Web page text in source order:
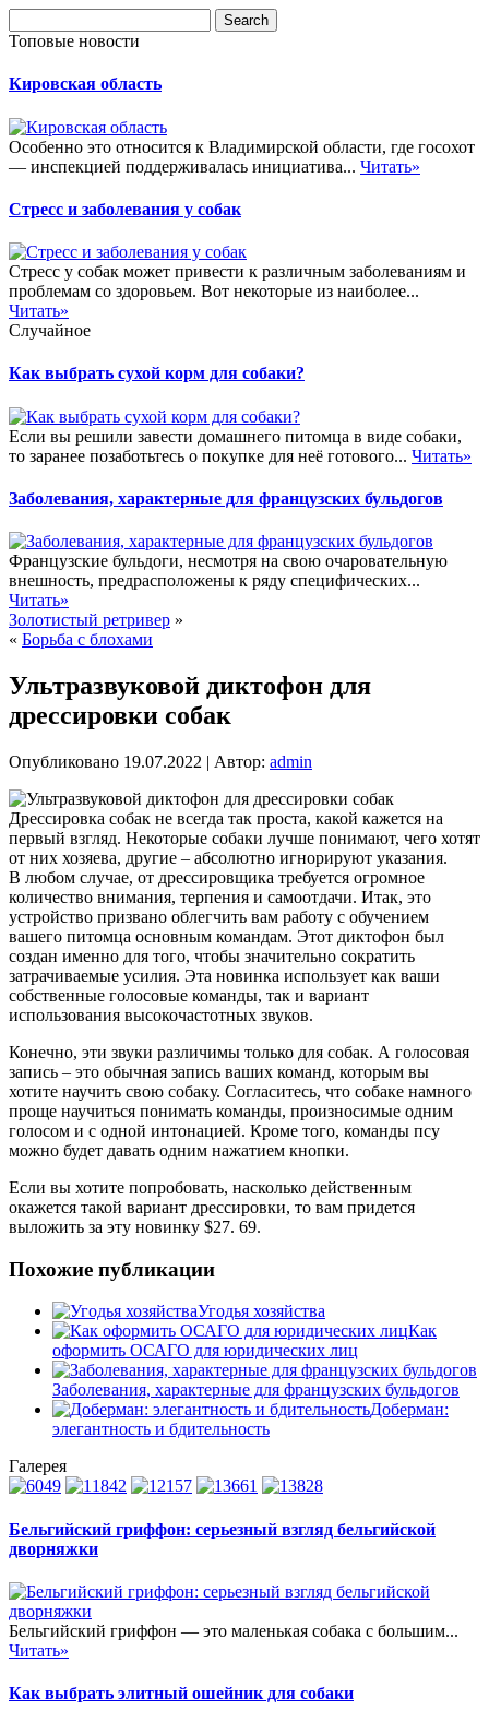
Топовые новости
Кировская область
Особенно это относится к Владимирской области, где госохот
— инспекцией поддерживалась инициатива... Читать»
Стресс и заболевания у собак
Стресс у собак может привести к различным заболеваниям и
проблемам со здоровьем. Вот некоторые из наиболее...
Читать»
Случайное
Как выбрать сухой корм для собаки?
Если вы решили завести домашнего питомца в виде собаки,
то заранее позаботьтесь о покупке для неё готового... Читать»
Заболевания, характерные для французских бульдогов
Французские бульдоги, несмотря на свою очаровательную
внешность, предрасположены к ряду специфических...
Читать»
Золотистый ретривер »
« Борьба с блохами
Ультразвуковой диктофон для
дрессировки собак
Опубликовано 19.07.2022 | Автор: admin
Дрессировка собак не всегда так проста, какой кажется на
первый взгляд. Некоторые собаки лучше понимают, чего хотят
от них хозяева, другие – абсолютно игнорируют указания.
В любом случае, от дрессировщика требуется огромное
количество внимания, терпения и самоотдачи. Итак, это
устройство призвано облегчить вам работу с обучением
вашего питомца основным командам. Этот диктофон был
создан именно для того, чтобы значительно сократить
затрачиваемые усилия. Эта новинка использует как ваши
собственные голосовые команды, так и вариант
использования высокочастотных звуков.
Конечно, эти звуки различимы только для собак. А голосовая
запись – это обычная запись ваших команд, которым вы
хотите научить свою собаку. Согласитесь, что собаке намного
проще научиться понимать команды, произносимые одним
голосом и с одной интонацией. Кроме того, команды псу
можно будет давать одним нажатием кнопки.
Если вы хотите попробовать, насколько действенным
окажется такой вариант дрессировки, то вам придется
выложить за эту новинку $27. 69.
Похожие публикации
Угодья хозяйства
Как
оформить ОСАГО для юридических лиц
Заболевания, характерные для французских бульдогов
Доберман:
элегантность и бдительность
Галерея
Бельгийский гриффон: серьезный взгляд бельгийской
дворняжки
Бельгийский гриффон — это маленькая собака с большим...
Читать»
Как выбрать элитный ошейник для собаки